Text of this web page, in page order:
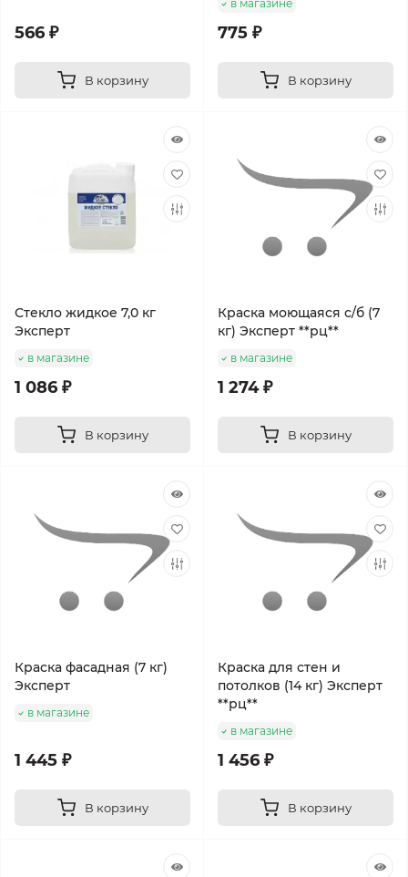
566 ₽
В корзину
в магазине
775 ₽
В корзину
Стекло жидкое 7,0 кг
Эксперт
в магазине
1 086 ₽
В корзину
Краска моющаяся с/б (7
кг) Эксперт **рц**
в магазине
1 274 ₽
В корзину
Краска фасадная (7 кг)
Эксперт
в магазине
1 445 ₽
В корзину
Краска для стен и
потолков (14 кг) Эксперт
**рц**
в магазине
1 456 ₽
В корзину